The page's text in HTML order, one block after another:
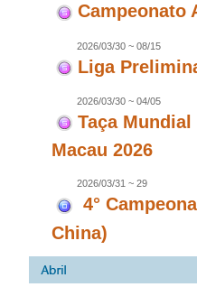
Campeonato
2026/03/30 ~ 08/15
Liga
2026/03/30 ~ 04/05
Taça
Macau 2026
2026/03/31 ~ 29
4°
China)